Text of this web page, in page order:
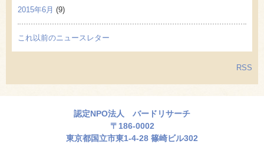
2015年6月 (9)
これ以前のニュースレター
RSS
認定NPO法人 バードリサーチ
〒186-0002
東京都国立市東1-4-28 篠崎ビル302